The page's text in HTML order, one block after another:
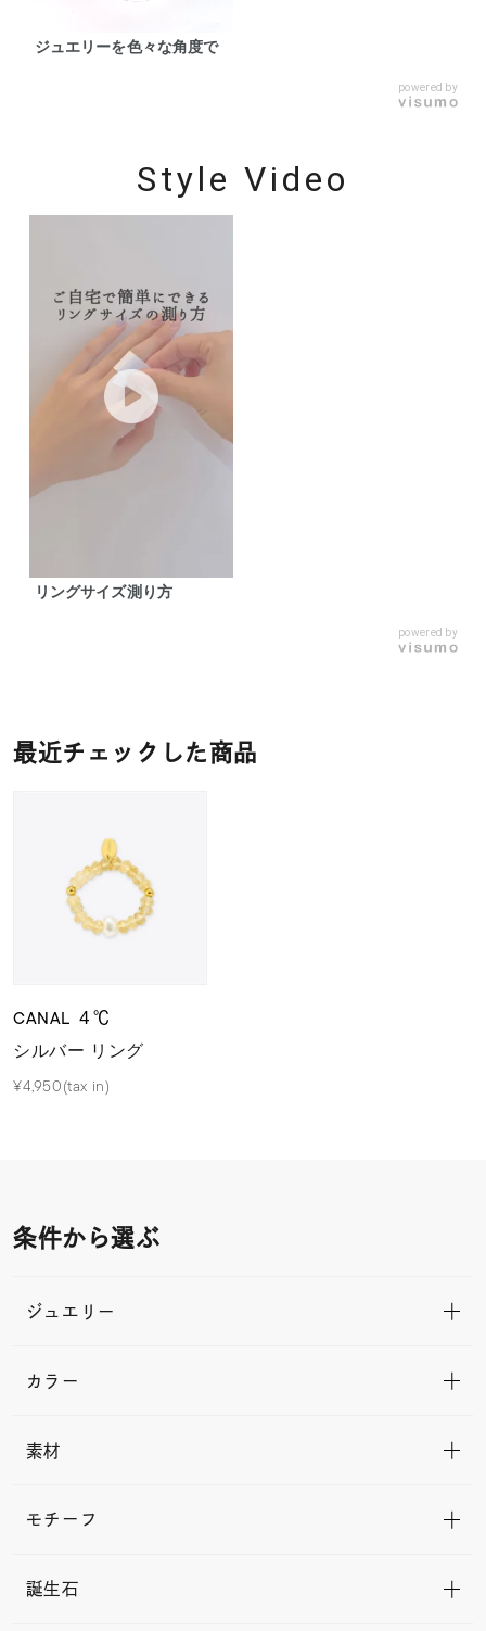
ジュエリーを色々な角度で
powered by
Style Video
リングサイズ測り方
powered by
最近チェックした商品
CANAL ４℃
シルバー リング
¥4,950(tax in)
条件から選ぶ
ジュエリー
カラー
素材
モチーフ
誕生石